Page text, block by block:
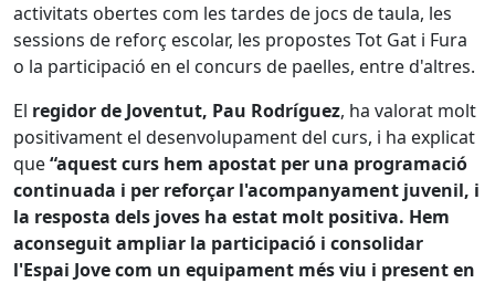
activitats obertes com les tardes de jocs de taula, les
sessions de reforç escolar, les propostes Tot Gat i Fura
o la participació en el concurs de paelles, entre d'altres.
El regidor de Joventut, Pau Rodríguez, ha valorat molt
positivament el desenvolupament del curs, i ha explicat
que“aquest curs hem apostat per una programació
continuada i per reforçar l'acompanyament juvenil, i
la resposta dels joves ha estat molt positiva. Hem
aconseguit ampliar la participació i consolidar
l'Espai Jove com un equipament més viu i present en